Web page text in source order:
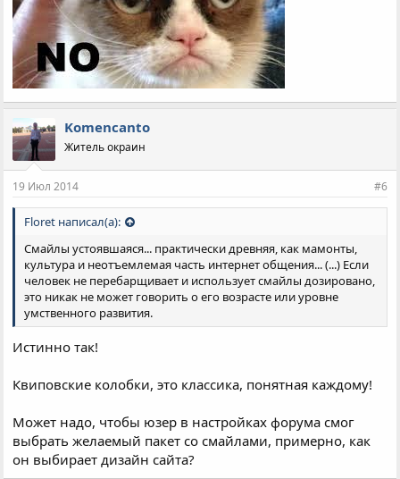
Komencanto
Житель окраин
19 Июл 2014 #6
Floret написал(а):
Смайлы устоявшаяся... практически древняя, как мамонты,
культура и неотъемлемая часть интернет общения... (...) Если
человек не перебарщивает и использует смайлы дозировано,
это никак не может говорить о его возрасте или уровне
умственного развития.
Истинно так!
Квиповские колобки, это классика, понятная каждому!
Может надо, чтобы юзер в настройках форума смог
выбрать желаемый пакет со смайлами, примерно, как
он выбирает дизайн сайта?